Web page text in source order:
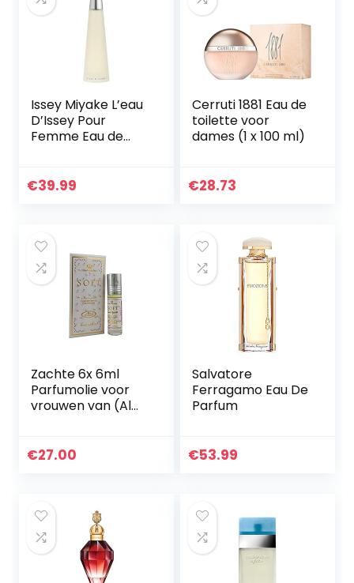
Issey Miyake L’eau
D’Issey Pour
Femme Eau de
€39.99
Cerruti 1881 Eau de
toilette voor
dames (1 x 100 ml)
€28.73
Zachte 6x 6ml
Parfumolie voor
vrouwen van (Al
€27.00
Salvatore
Ferragamo Eau De
Parfum
€53.99